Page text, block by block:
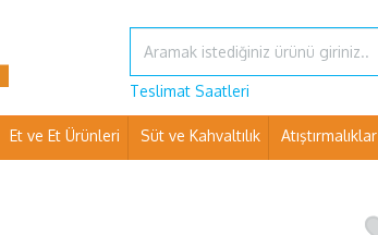
Teslimat Saatleri
Et ve Et Ürünleri Süt ve Kahvaltılık Atıştırmalıklar